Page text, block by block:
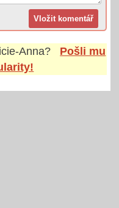
Anna?
Pošli mu